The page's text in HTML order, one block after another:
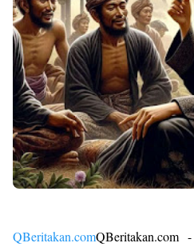
QBeritakan.comQBeritakan.com -